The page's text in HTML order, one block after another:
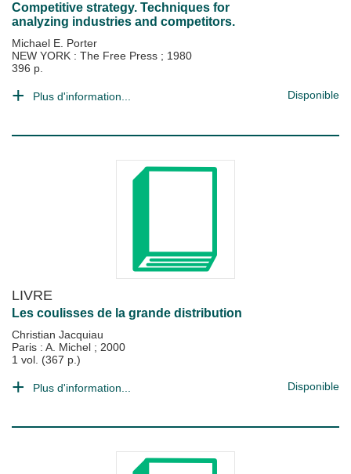
Competitive strategy. Techniques for
analyzing industries and competitors.
Michael E. Porter
NEW YORK : The Free Press ; 1980
396 p.
Plus d'information... Disponible
LIVRE
Les coulisses de la grande distribution
Christian Jacquiau
Paris : A. Michel ; 2000
1 vol. (367 p.)
Plus d'information... Disponible